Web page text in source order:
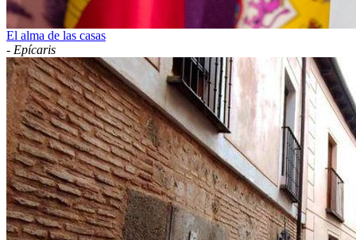
El alma de las casas
- Epícaris